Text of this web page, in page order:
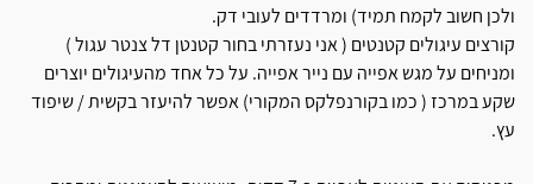
ולכן חשוב לקמח תמיד) ומרדדים לעובי דק.
קורצים עיגולים קטנטים ( אני נעזרתי בחור קטנטן דל צנטר עגול )
ומניחים על מגש אפייה עם נייר אפייה. על כל אחד מהעיגולים יוצרים
שקע במרכז ( כמו בקורנפלקס המקורי) אפשר להיעזר בקשית / שיפוד
עץ.